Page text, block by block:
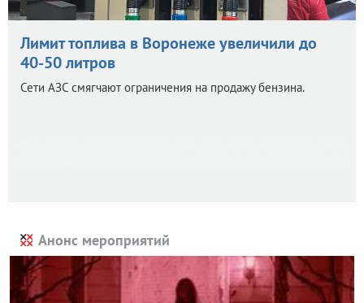
Лимит топлива в Воронеже увеличили до
40-50 литров
Сети АЗС смягчают ограничения на продажу бензина.
Анонс мероприятий